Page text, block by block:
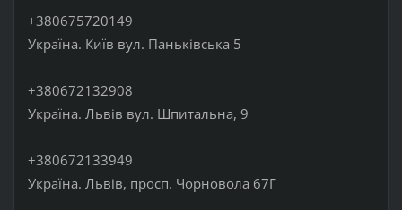
+380675720149
Україна. Київ вул. Паньківська 5
+380672132908
Україна. Львів вул. Шпитальна, 9
+380672133949
Україна. Львів, просп. Чорновола 67Г